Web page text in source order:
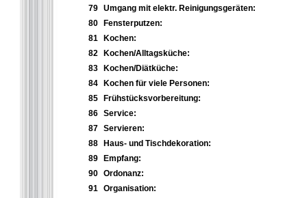
79 Umgang mit elektr. Reinigungsgeräten:
80
Fensterputzen:
81
Kochen:
82
Kochen/Alltagsküche:
83
Kochen/Diätküche:
84
Kochen für viele Personen:
85
Frühstücksvorbereitung:
86 Service:
87 Servieren:
88
Haus- und Tischdekoration:
89
Empfang:
90 Ordonanz:
91 Organisation: